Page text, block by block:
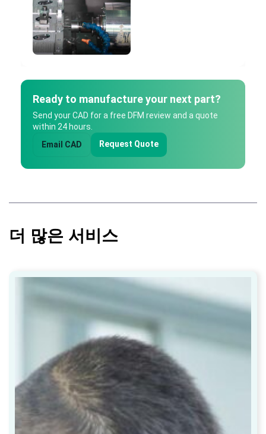
Ready to manufacture your next part?
Send your CAD for a free DFM review and a quote
within 24 hours.
Email CAD
Request Quote
더 많은 서비스